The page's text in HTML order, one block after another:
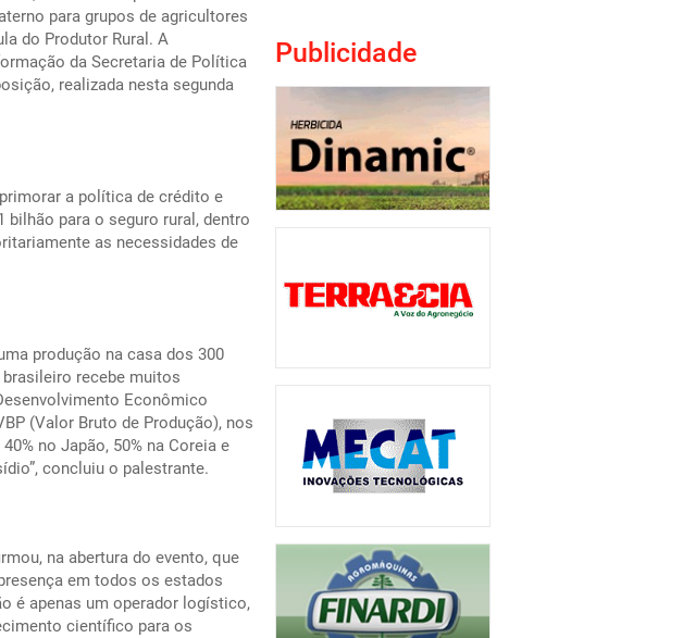
para grupos de agricultores
do Produtor Rural. A
da Secretaria de Política
realizada nesta segunda
a política de crédito e
para o seguro rural, dentro
as necessidades de
produção na casa dos 300
recebe muitos
Econômico
(Valor Bruto de Produção), nos
no Japão, 50% na Coreia e
concluiu o palestrante.
na abertura do evento, que
em todos os estados
é apenas um operador logístico,
científico para os
Publicidade